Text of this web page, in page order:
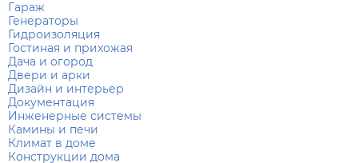
Гараж
Генераторы
Гидроизоляция
Гостиная и прихожая
Дача и огород
Двери и арки
Дизайн и интерьер
Документация
Инженерные системы
Камины и печи
Климат в доме
Конструкции дома